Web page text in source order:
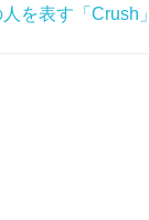
を表す「Crush」